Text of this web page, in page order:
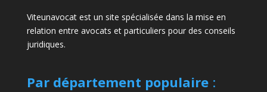
Viteunavocat est un site spécialisée dans la mise en
relation entre avocats et particuliers pour des conseils
juridiques.
Par département populaire: